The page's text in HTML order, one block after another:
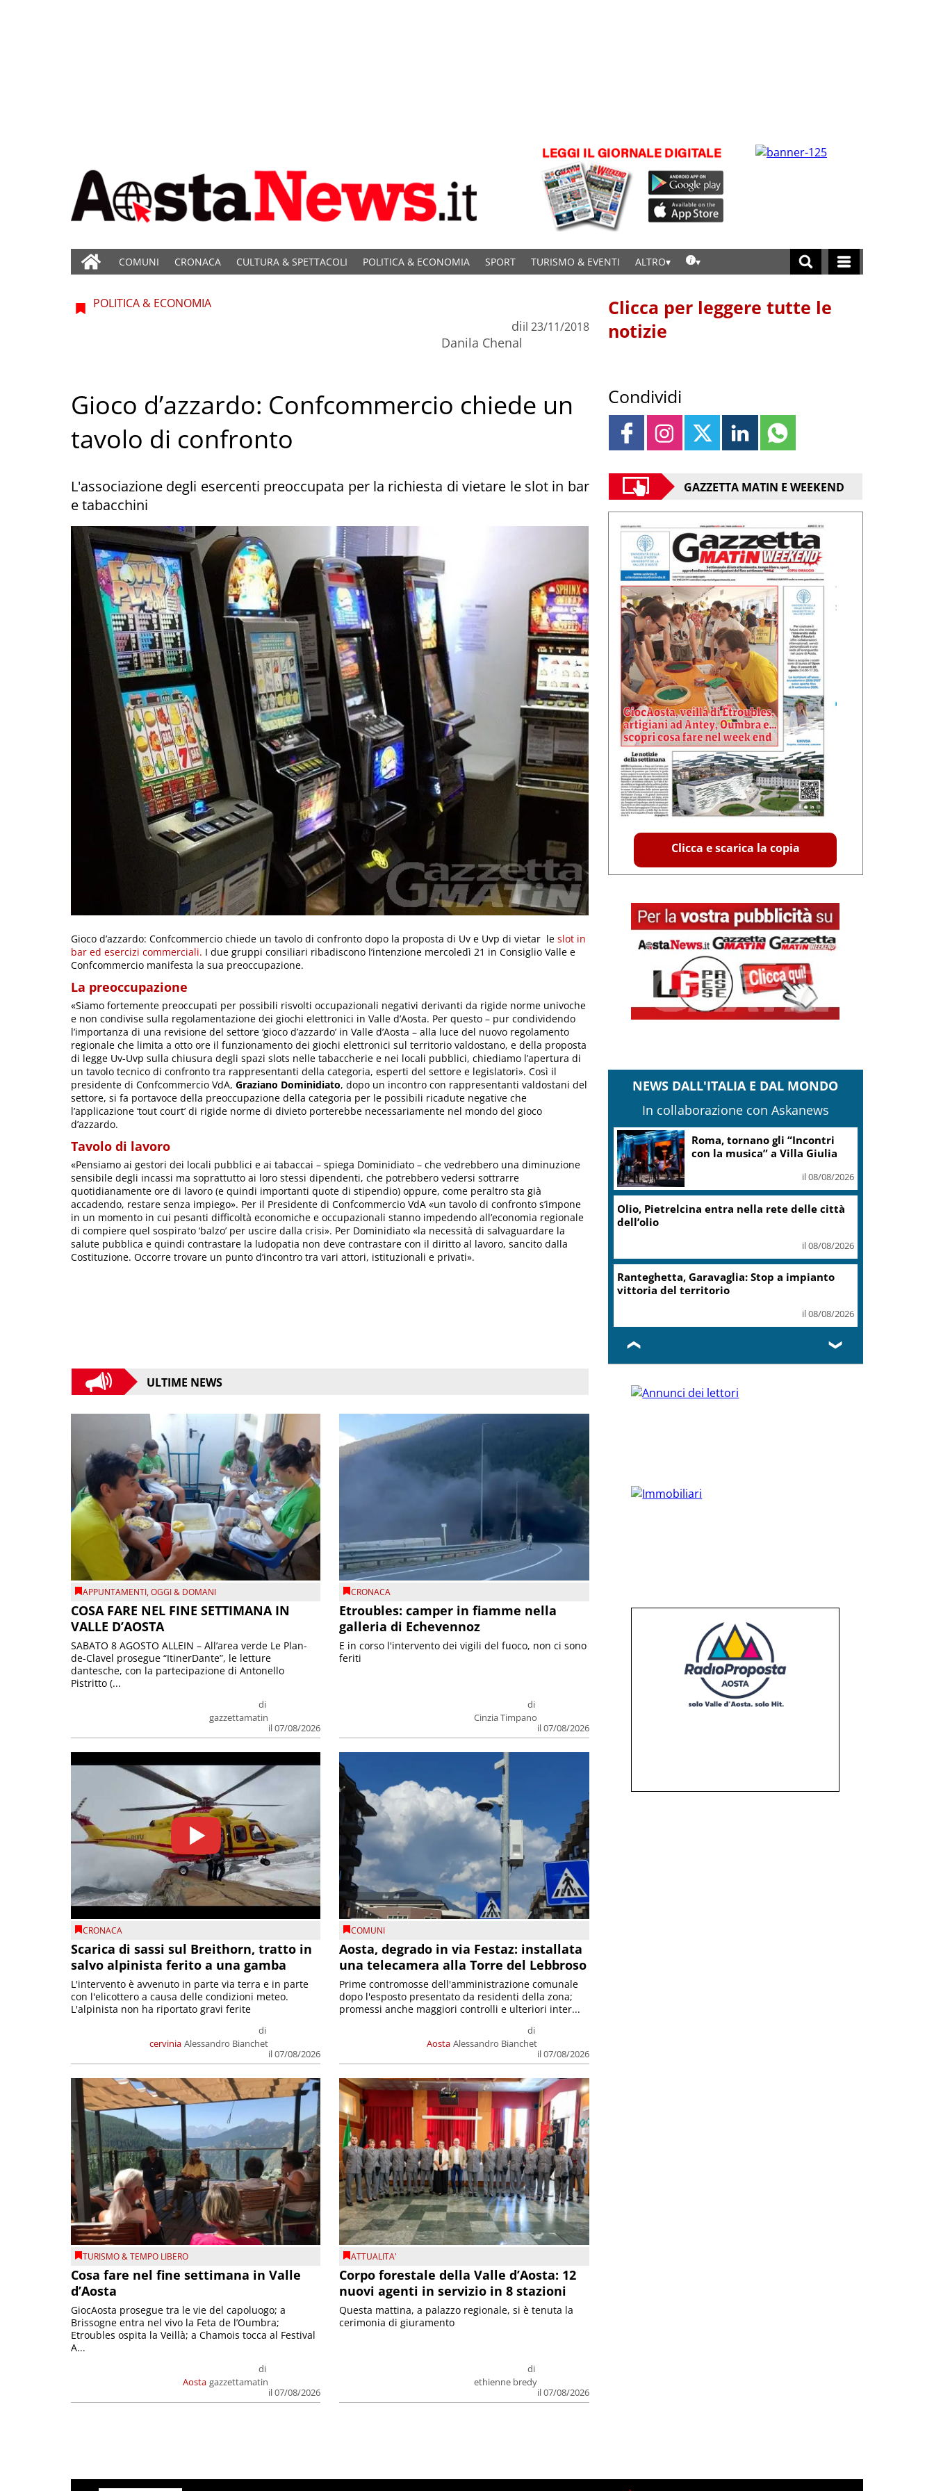
COMUNI CRONACA CULTURA & SPETTACOLI POLITICA & ECONOMIA SPORT TURISMO & EVENTI ALTRO
POLITICA & ECONOMIA
di
Danila Chenal
il 23/11/2018
Gioco d’azzardo: Confcommercio chiede un
tavolo di confronto
L'associazione degli esercenti preoccupata per la richiesta di vietare le slot in bar
e tabacchini
Gioco d’azzardo: Confcommercio chiede un tavolo di confronto dopo la proposta di Uv e Uvp di vietar le slot in
bar ed esercizi commerciali. I due gruppi consiliari ribadiscono l’intenzione mercoledì 21 in Consiglio Valle e
Confcommercio manifesta la sua preoccupazione.
La preoccupazione
«Siamo fortemente preoccupati per possibili risvolti occupazionali negativi derivanti da rigide norme univoche
e non condivise sulla regolamentazione dei giochi elettronici in Valle d’Aosta. Per questo – pur condividendo
l’importanza di una revisione del settore ‘gioco d’azzardo’ in Valle d’Aosta – alla luce del nuovo regolamento
regionale che limita a otto ore il funzionamento dei giochi elettronici sul territorio valdostano, e della proposta
di legge Uv-Uvp sulla chiusura degli spazi slots nelle tabaccherie e nei locali pubblici, chiediamo l’apertura di
un tavolo tecnico di confronto tra rappresentanti della categoria, esperti del settore e legislatori». Così il
presidente di Confcommercio VdA, Graziano Dominidiato, dopo un incontro con rappresentanti valdostani del
settore, si fa portavoce della preoccupazione della categoria per le possibili ricadute negative che
l’applicazione ‘tout court’ di rigide norme di divieto porterebbe necessariamente nel mondo del gioco
d’azzardo.
Tavolo di lavoro
«Pensiamo ai gestori dei locali pubblici e ai tabaccai – spiega Dominidiato – che vedrebbero una diminuzione
sensibile degli incassi ma soprattutto ai loro stessi dipendenti, che potrebbero vedersi sottrarre
quotidianamente ore di lavoro (e quindi importanti quote di stipendio) oppure, come peraltro sta già
accadendo, restare senza impiego». Per il Presidente di Confcommercio VdA «un tavolo di confronto s’impone
in un momento in cui pesanti difficoltà economiche e occupazionali stanno impedendo all’economia regionale
di compiere quel sospirato ‘balzo’ per uscire dalla crisi». Per Dominidiato «la necessità di salvaguardare la
salute pubblica e quindi contrastare la ludopatia non deve contrastare con il diritto al lavoro, sancito dalla
Costituzione. Occorre trovare un punto d’incontro tra vari attori, istituzionali e privati».
ULTIME NEWS
APPUNTAMENTI,OGGI & DOMANI
COSA FARE NEL FINE SETTIMANA IN
VALLE D’AOSTA
di
gazzettamatin
il 07/08/2026
SABATO 8 AGOSTO ALLEIN – All’area verde Le Plan-
de-Clavel prosegue “ItinerDante”, le letture
dantesche, con la partecipazione di Antonello
Pistritto (...
CRONACA
Etroubles: camper in fiamme nella
galleria di Echevennoz
di
Cinzia Timpano
il 07/08/2026
E in corso l'intervento dei vigili del fuoco, non ci sono
feriti
CRONACA
Scarica di sassi sul Breithorn, tratto in
salvo alpinista ferito a una gamba
cervinia
di
Alessandro Bianchet
il 07/08/2026
L'intervento è avvenuto in parte via terra e in parte
con l'elicottero a causa delle condizioni meteo.
L'alpinista non ha riportato gravi ferite
COMUNI
Aosta, degrado in via Festaz: installata
una telecamera alla Torre del Lebbroso
Aosta
di
Alessandro Bianchet
il 07/08/2026
Prime contromosse dell'amministrazione comunale
dopo l'esposto presentato da residenti della zona;
promessi anche maggiori controlli e ulteriori inter...
TURISMO & TEMPO LIBERO
Cosa fare nel fine settimana in Valle
d’Aosta
Aosta
di
gazzettamatin
il 07/08/2026
GiocAosta prosegue tra le vie del capoluogo; a
Brissogne entra nel vivo la Feta de l’Oumbra;
Etroubles ospita la Veillà; a Chamois tocca al Festival
A...
ATTUALITA'
Corpo forestale della Valle d’Aosta: 12
nuovi agenti in servizio in 8 stazioni
di
ethienne bredy
il 07/08/2026
Questa mattina, a palazzo regionale, si è tenuta la
cerimonia di giuramento
Clicca per leggere tutte le
notizie
Condividi
GAZZETTA MATIN E WEEKEND
Clicca e scarica la copia
NEWS DALL'ITALIA E DAL MONDO
In collaborazione con Askanews
Roma, tornano gli “Incontri
con la musica” a Villa Giulia
il 08/08/2026
Olio, Pietrelcina entra nella rete delle città
dell’olio
il 08/08/2026
Ranteghetta, Garavaglia: Stop a impianto
vittoria del territorio
il 08/08/2026
❮ ❯